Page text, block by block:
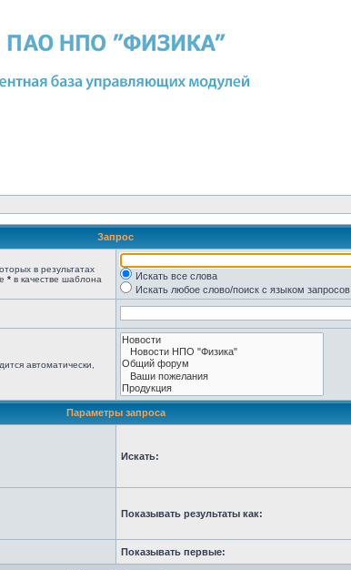
Запрос
в результатах
* в качестве шаблона
Искать все слова
Искать любое слово/поиск с языком запросов
автоматически,
Параметры запроса
Искать:
Показывать результаты как:
Показывать первые: